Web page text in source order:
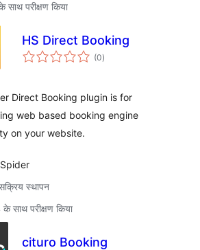
परीक्षण किया
HS Direct Booking
(0कुल
दर)
Direct Booking plugin is for
web based booking engine
on your website.
स्थापन
साथ परीक्षण किया
cituro Booking